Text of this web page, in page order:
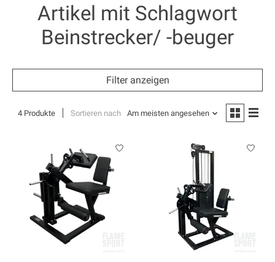
Artikel mit Schlagwort
Beinstrecker/ -beuger
Filter anzeigen
4 Produkte Sortieren nach Am meisten angesehen